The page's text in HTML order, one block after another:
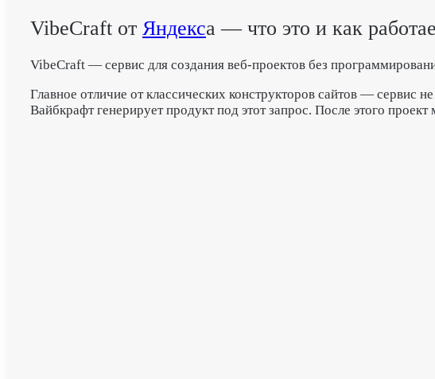
VibeCraft от Яндекса — что это и как
VibeCraft — сервис для создания веб-проектов без
Главное отличие от классических конструкторов сайтов — сервис
Вайбкрафт генерирует продукт под этот запрос. После этого